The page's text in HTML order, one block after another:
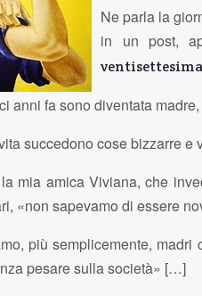
Ne parla la
in un post,
anni fa sono diventata
succedono cose bizzarre e
mia amica Viviana, che
«non sapevamo di essere
più semplicemente,
pesare sulla società» […]